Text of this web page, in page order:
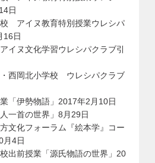
日
校 アイヌ教育特別授業ウレシパ
16日
イヌ文化学習ウレシパクラブ引
・西岡北小学校 ウレシパクラブ
「伊勢物語」2017年2月10日
一首の世界」8月29日
文化フォーラム『絵本学』コー
4日
出前授業「源氏物語の世界」20